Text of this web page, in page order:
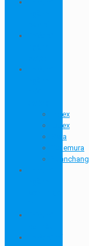
Index
Latex
Sera
Takemura
Yuanchang